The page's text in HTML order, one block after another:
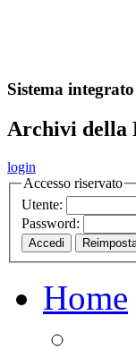
Sistema
Archivi della
login
Accesso riservato
Utente:
Password:
Home